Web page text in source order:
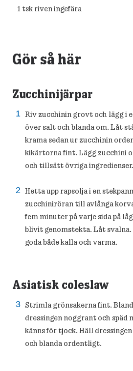
1 tsk riven ingefära
Gör så här
Zucchinijärpar
Riv zucchinin grovt och lägg i
över salt och blanda om. Låt
krama sedan ur zucchinin
kikärtorna fint. Lägg zucchini
och tillsätt övriga
Hetta upp rapsolja i en
zucchiniröran till avlånga
fem minuter på varje sida på
blivit genomstekta. Låt
goda både kalla och varma.
Asiatisk coleslaw
Strimla grönsakerna fint.
dressingen noggrant och späd
känns för tjock. Häll
och blanda ordentligt.